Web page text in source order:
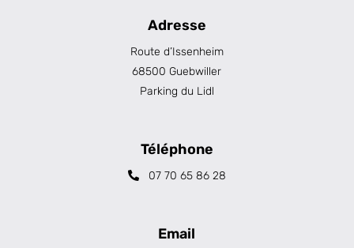
Adresse
Route d’Issenheim
68500 Guebwiller
Parking du Lidl
Téléphone
07 70 65 86 28
Email